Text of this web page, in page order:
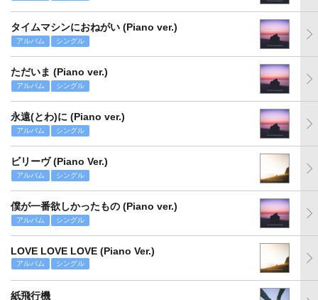
タイムマシンにおねがい (Piano ver.)
アルバム シングル
ただいま (Piano ver.)
アルバム シングル
永遠(とわ)に (Piano ver.)
アルバム シングル
ビリーヴ (Piano Ver.)
アルバム シングル
僕が一番欲しかったもの (Piano ver.)
アルバム シングル
LOVE LOVE LOVE (Piano Ver.)
アルバム シングル
紙飛行機